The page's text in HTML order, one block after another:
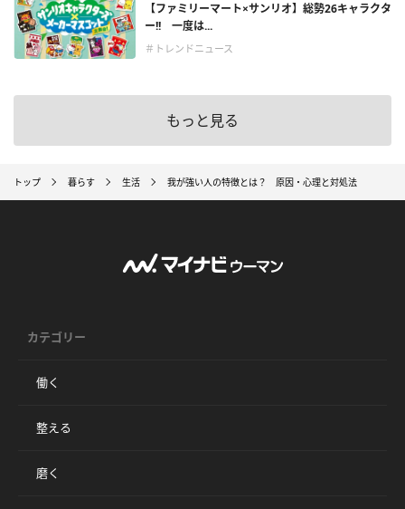
【ファミリーマート×サンリオ】総勢26キャラクタ
ー!! 一度は...
＃トレンドニュース
もっと見る
トップ 暮らす 生活 我が強い人の特徴とは？ 原因・心理と対処法
カテゴリー
働く
整える
磨く